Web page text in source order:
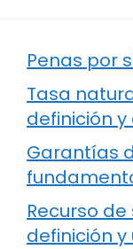
Penas por
Tasa
definición
Garantías
Recurso
definición y